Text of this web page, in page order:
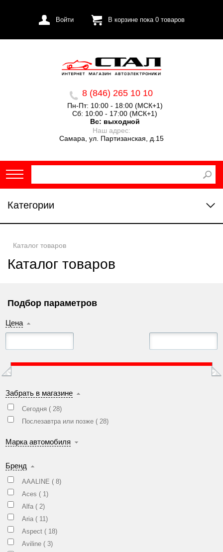
Войти В корзине пока 0товаров
8 (846) 265 10 10
Пн-Пт: 10:00 - 18:00 (МСК+1)
Сб: 10:00 - 17:00 (МСК+1)
Вс: выходной
Наш адрес:
Самара, ул. Партизанская, д.15
Категории
Каталог товаров
Каталог товаров
Подбор параметров
Цена
Забрать в магазине
Сегодня ( 28)
Послезавтра или позже ( 28)
Марка автомобиля
Бренд
AAALINE ( 8)
Aces ( 1)
Alfa ( 2)
Aria ( 11)
Aspect ( 18)
Aviline ( 3)